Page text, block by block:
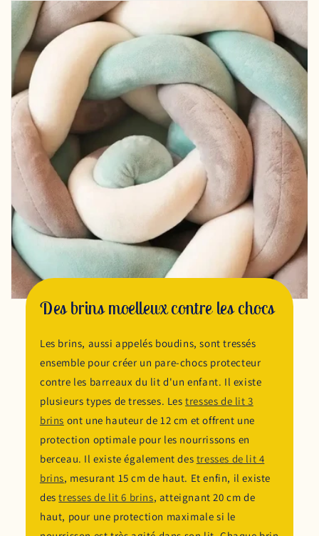
Des brins moelleux contre les chocs
Les brins, aussi appelés boudins, sont tressés
ensemble pour créer un pare-chocs protecteur
contre les barreaux du lit d'un enfant. Il existe
plusieurs types de tresses. Lestresses de lit 3
brins ont une hauteur de 12 cm et offrent une
protection optimale pour les nourrissons en
berceau. Il existe également des tresses de lit 4
brins, mesurant 15 cm de haut. Et enfin, il existe
destresses de lit 6 brins, atteignant 20 cm de
haut, pour une protection maximale si le